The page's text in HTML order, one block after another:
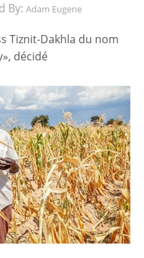
By: Adam Eugene
Tiznit-Dakhla du nom
décidé